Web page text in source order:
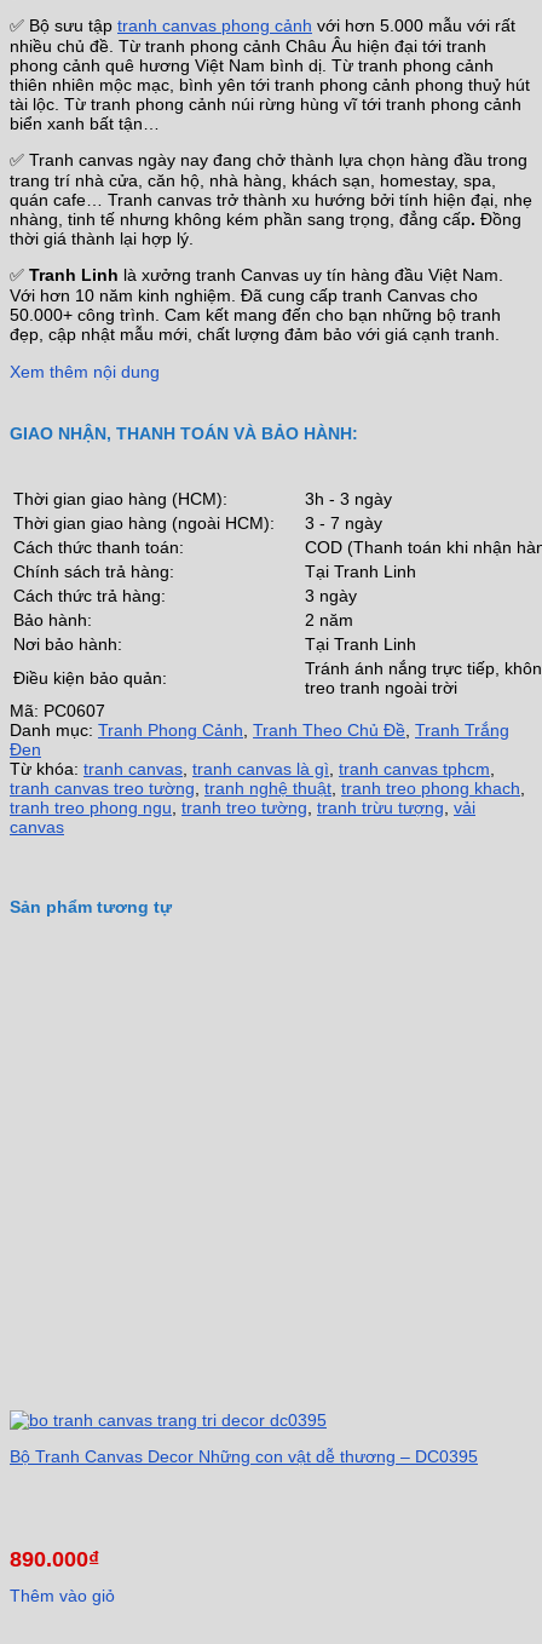
✅ Bộ sưu tập tranh canvas phong cảnh với hơn 5.000 mẫu với rất
nhiều chủ đề. Từ tranh phong cảnh Châu Âu hiện đại tới tranh
phong cảnh quê hương Việt Nam bình dị. Từ tranh phong cảnh
thiên nhiên mộc mạc, bình yên tới tranh phong cảnh phong thuỷ hút
tài lộc. Từ tranh phong cảnh núi rừng hùng vĩ tới tranh phong cảnh
biển xanh bất tận…
✅ Tranh canvas ngày nay đang chở thành lựa chọn hàng đầu trong
trang trí nhà cửa, căn hộ, nhà hàng, khách sạn, homestay, spa,
quán cafe… Tranh canvas trở thành xu hướng bởi tính hiện đại, nhẹ
nhàng, tinh tế nhưng không kém phần sang trọng, đẳng cấp. Đồng
thời giá thành lại hợp lý.
✅ Tranh Linh là xưởng tranh Canvas uy tín hàng đầu Việt Nam.
Với hơn 10 năm kinh nghiệm. Đã cung cấp tranh Canvas cho
50.000+ công trình. Cam kết mang đến cho bạn những bộ tranh
đẹp, cập nhật mẫu mới, chất lượng đảm bảo với giá cạnh tranh.
Xem thêm nội dung
GIAO NHẬN, THANH TOÁN VÀ BẢO HÀNH:
Thời gian giao hàng (HCM):
3h - 3 ngày
Thời gian giao hàng (ngoài HCM):
3 - 7 ngày
Cách thức thanh toán:
COD (Thanh toán khi nhận
Chính sách trả hàng:
Tại Tranh Linh
Cách thức trả hàng:
3 ngày
Bảo hành:
2 năm
Nơi bảo hành:
Tại Tranh Linh
Điều kiện bảo quản:
Tránh ánh nắng trực tiếp,
treo tranh ngoài trời
Mã: PC0607
Danh mục: Tranh Phong Cảnh Tranh Theo Chủ Đề Tranh Trắng
Đen
Từ khóa: tranh canvas tranh canvas là gì tranh canvas tphcm
tranh canvas treo tường tranh nghệ thuật tranh treo phong khach
tranh treo phong ngu tranh treo tường tranh trừu tượng vải
canvas
Sản phẩm tương tự
Bộ Tranh Canvas Decor Những con vật dễ thương – DC0395
890.000₫
Thêm vào giỏ